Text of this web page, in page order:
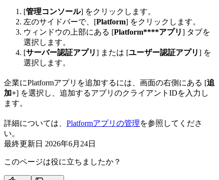
[管理コンソール] をクリックします。
左のサイドバーで、[Platform] をクリックします。
ウィンドウの上部にある [Platform****アプリ] タブを
選択します。
[サーバー認証アプリ] または [ユーザー認証アプリ] を
選択します。
企業にPlatformアプリを追加するには、画面の右側にある [追
加+] を選択し、追加するアプリのクライアントIDを入力し
ます。
詳細については、 Platformアプリの管理を参照してくださ
い。
最終更新日 2026年6月24日
このページは役に立ちましたか？